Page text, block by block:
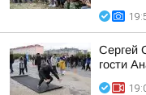
Сергей
гости